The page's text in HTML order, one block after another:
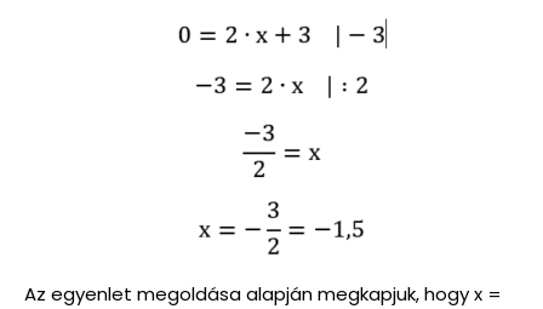
Az egyenlet megoldása alapján megkapjuk, hogy x =